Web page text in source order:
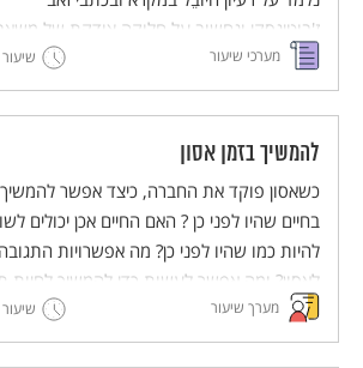
ז'בוטינסקי ונחשוב על חלוקה צודקת של
מערכי שיעור
להמשיך בזמן אסון
כשאסון פוקד את החברה, כיצד אפשר להמשיך
בחיים שהיו לפני כן ? האם החיים אכן יכולים
להיות כמו שהיו לפני כן? מה אפשרויות התגובה
לאסון? ומה אפשר לעשות כדי להמשיך לחיות
כדי זיכרון צורב?
מערך שיעור